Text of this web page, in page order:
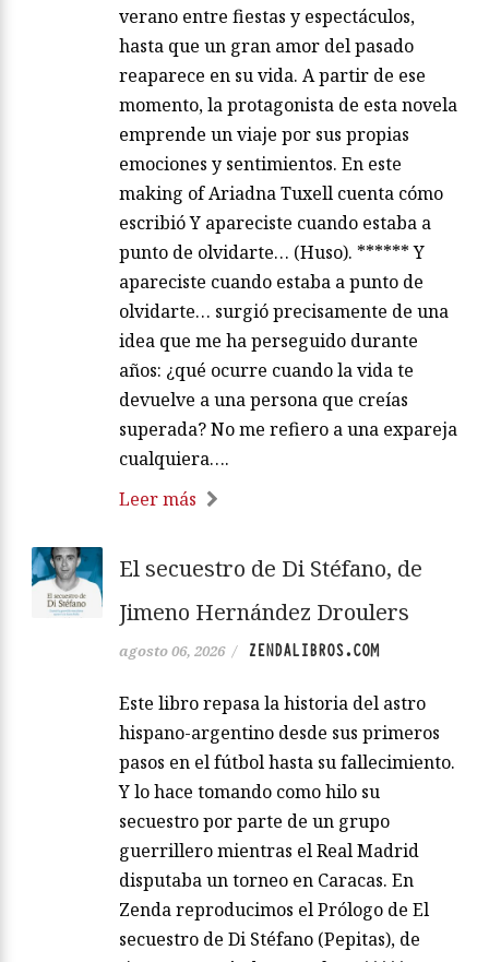
verano entre fiestas y espectáculos,
hasta que un gran amor del pasado
reaparece en su vida. A partir de ese
momento, la protagonista de esta novela
emprende un viaje por sus propias
emociones y sentimientos. En este
making of Ariadna Tuxell cuenta cómo
escribió Y apareciste cuando estaba a
punto de olvidarte… (Huso). ****** Y
apareciste cuando estaba a punto de
olvidarte… surgió precisamente de una
idea que me ha perseguido durante
años: ¿qué ocurre cuando la vida te
devuelve a una persona que creías
superada? No me refiero a una expareja
cualquiera….
Leer más
El secuestro de Di Stéfano, de
Jimeno Hernández Droulers
agosto 06, 2026 / ZENDALIBROS.COM
Este libro repasa la historia del astro
hispano-argentino desde sus primeros
pasos en el fútbol hasta su fallecimiento.
Y lo hace tomando como hilo su
secuestro por parte de un grupo
guerrillero mientras el Real Madrid
disputaba un torneo en Caracas. En
Zenda reproducimos el Prólogo de El
secuestro de Di Stéfano (Pepitas), de